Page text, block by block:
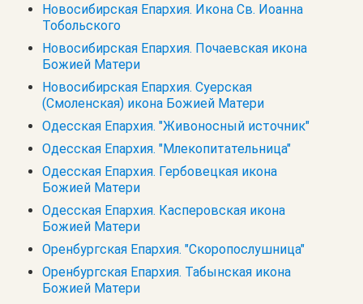
Новосибирская Епархия. Икона Св. Иоанна
Тобольского
Новосибирская Епархия. Почаевская икона
Божией Матери
Новосибирская Епархия. Суерская
(Смоленская) икона Божией Матери
Одесская Епархия. "Живоносный источник"
Одесская Епархия. "Млекопитательница"
Одесская Епархия. Гербовецкая икона
Божией Матери
Одесская Епархия. Касперовская икона
Божией Матери
Оренбургская Епархия. "Скоропослушница"
Оренбургская Епархия. Табынская икона
Божией Матери